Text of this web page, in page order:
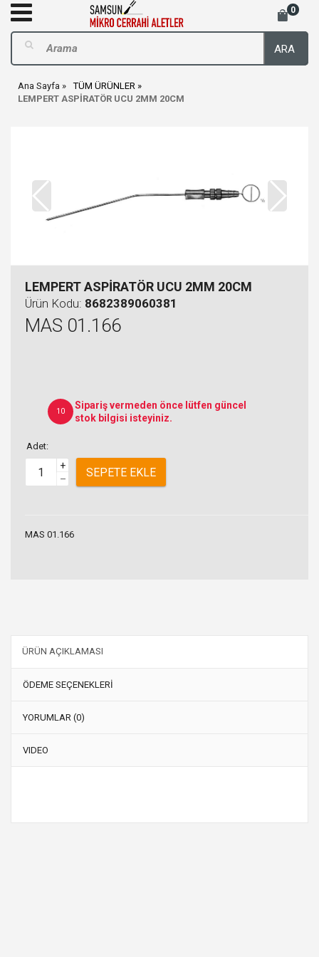
0
ARA
Ana Sayfa
TÜM ÜRÜNLER
LEMPERT ASPİRATÖR UCU 2MM 20CM
LEMPERT ASPİRATÖR UCU 2MM 20CM
Ürün Kodu: 8682389060381
MAS 01.166
10
Sipariş vermeden önce lütfen güncel
stok bilgisi isteyiniz.
Adet:
+
–
SEPETE EKLE
MAS 01.166
ÜRÜN AÇIKLAMASI
ÖDEME SEÇENEKLERİ
YORUMLAR (0)
VIDEO